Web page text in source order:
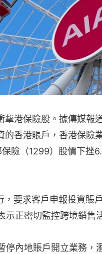
擊港保險股。據傳媒報
的香港賬戶，香港保險
險（1299）股價下挫
要求客戶申報投資賬
正密切監控跨境銷售
停內地賬戶開立業務，